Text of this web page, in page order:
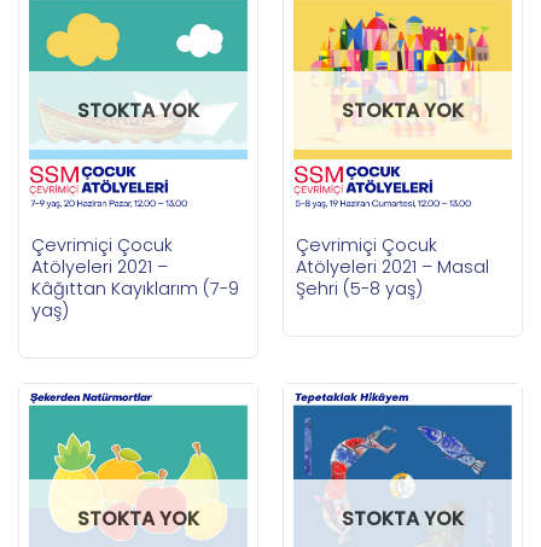
STOKTA YOK
Çevrimiçi Çocuk
Atölyeleri 2021 –
Kâğıttan Kayıklarım (7-9
yaş)
STOKTA YOK
Çevrimiçi Çocuk
Atölyeleri 2021 – Masal
Şehri (5-8 yaş)
STOKTA YOK STOKTA YOK